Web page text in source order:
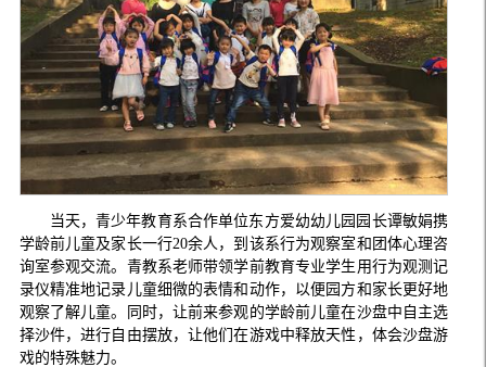
当天，青少年教育系合作单位东方爱幼幼儿园园长谭敏娟携
学龄前儿童及家长一行20余人，到该系行为观察室和团体心理咨
询室参观交流。青教系老师带领学前教育专业学生用行为观测记
录仪精准地记录儿童细微的表情和动作，以便园方和家长更好地
观察了解儿童。同时，让前来参观的学龄前儿童在沙盘中自主选
择沙件，进行自由摆放，让他们在游戏中释放天性，体会沙盘游
戏的特殊魅力。